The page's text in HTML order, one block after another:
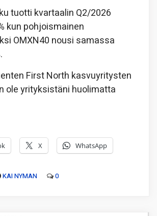
tuotti kvartaalin Q2/2026
kun pohjoismainen
OMXN40 nousi samassa
First North kasvuyritysten
ole yrityksistäni huolimatta
X WhatsApp
KAI NYMAN 0